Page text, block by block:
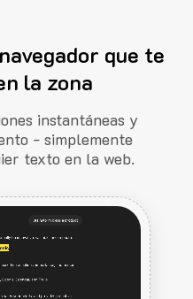
que te
la zona
instantáneas y
- simplemente
texto en la web.